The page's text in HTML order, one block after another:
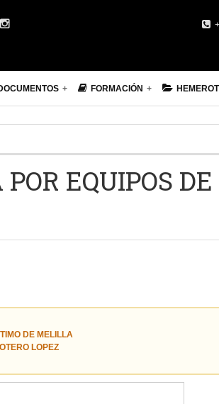
FORMACIÓN
EQUIPOS DE
DE MELILLA
LOPEZ